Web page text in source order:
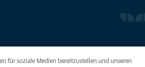
für soziale Medien bereitzustellen und unseren